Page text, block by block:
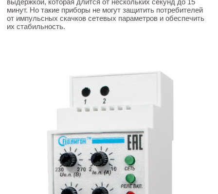
минут. Но такие приборы не могут защитить потребителей
от импульсных скачков сетевых параметров и обеспечить
их стабильность.